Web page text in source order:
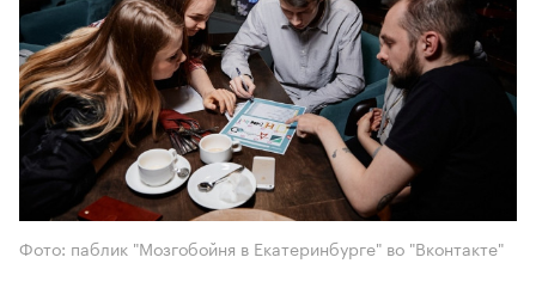
Фото: паблик "Мозгобойня в Екатеринбурге" во "Вконтакте"